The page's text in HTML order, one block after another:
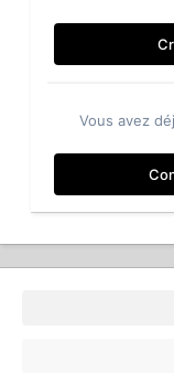
Vous avez